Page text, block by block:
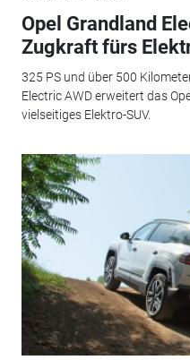
Opel Grandland
Zugkraft fürs
325 PS und über 500
Electric AWD erweitert das
vielseitiges Elektro-SUV.